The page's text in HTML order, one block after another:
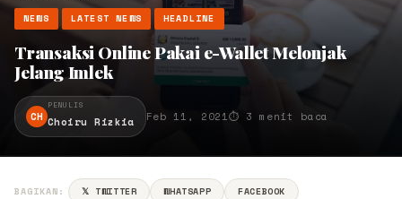
NEWS LATEST NEWS HEADLINE
Transaksi Online Pakai e-Wallet Melonjak
Jelang Imlek
CH
PENULIS
Choiru Rizkia Feb 11, 2021⏱ 3 menit baca
BAGIKAN: 𝕏 TWITTER WHATSAPP
FACEBOOK